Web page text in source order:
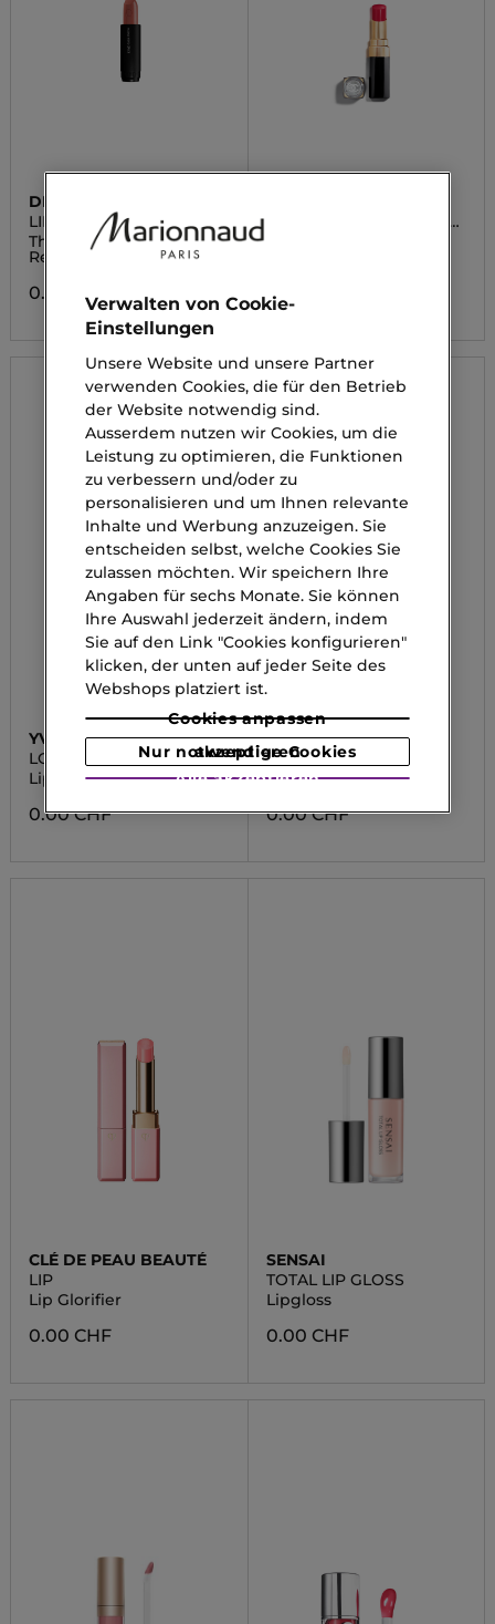
DIEGO DALLA PALMA
LIPSTICK CREAMY REFILL
SYSTEM
The Lipstick Creamy
Refill System
0.00 CHF
CC ROUGE COCO FLASH
0.00 CHF
YVES SAINT LAURENT
LOVESHINE CANDY
GLOW
Lippenbalsam
0.00 CHF
SHISEIDO
COLORGEL LIPBALM
Lippenbalsam
0.00 CHF
CLÉ DE PEAU BEAUTÉ
LIP
Lip Glorifier
0.00 CHF
SENSAI
TOTAL LIP GLOSS
Lipgloss
0.00 CHF
Verwalten von Cookie-
Einstellungen
Unsere Website und unsere Partner
verwenden Cookies, die für den Betrieb
der Website notwendig sind.
Ausserdem nutzen wir Cookies, um die
Leistung zu optimieren, die Funktionen
zu verbessern und/oder zu
personalisieren und um Ihnen relevante
Inhalte und Werbung anzuzeigen. Sie
entscheiden selbst, welche Cookies Sie
zulassen möchten. Wir speichern Ihre
Angaben für sechs Monate. Sie können
Ihre Auswahl jederzeit ändern, indem
Sie auf den Link "Cookies konfigurieren"
klicken, der unten auf jeder Seite des
Webshops platziert ist.
Cookies anpassen
Nur notwendige Cookies akzeptieren
Alle akzeptieren